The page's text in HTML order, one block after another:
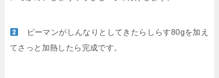
ピーマンがしんなりとしてきたらしらす80gを加え
てさっと加熱したら完成です。